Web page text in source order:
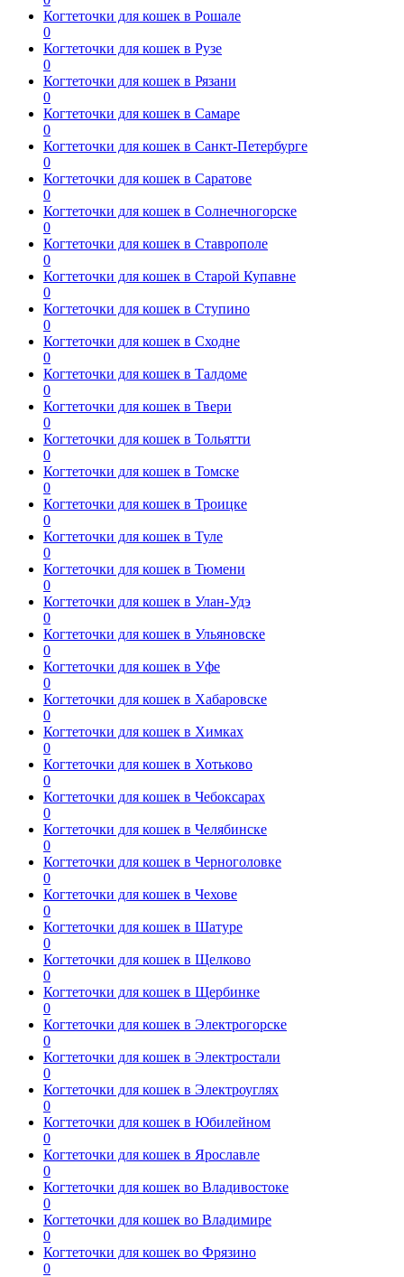
Когтеточки для кошек в Рошале
0
Когтеточки для кошек в Рузе
0
Когтеточки для кошек в Рязани
0
Когтеточки для кошек в Самаре
0
Когтеточки для кошек в Санкт-Петербурге
0
Когтеточки для кошек в Саратове
0
Когтеточки для кошек в Солнечногорске
0
Когтеточки для кошек в Ставрополе
0
Когтеточки для кошек в Старой Купавне
0
Когтеточки для кошек в Ступино
0
Когтеточки для кошек в Сходне
0
Когтеточки для кошек в Талдоме
0
Когтеточки для кошек в Твери
0
Когтеточки для кошек в Тольятти
0
Когтеточки для кошек в Томске
0
Когтеточки для кошек в Троицке
0
Когтеточки для кошек в Туле
0
Когтеточки для кошек в Тюмени
0
Когтеточки для кошек в Улан-Удэ
0
Когтеточки для кошек в Ульяновске
0
Когтеточки для кошек в Уфе
0
Когтеточки для кошек в Хабаровске
0
Когтеточки для кошек в Химках
0
Когтеточки для кошек в Хотьково
0
Когтеточки для кошек в Чебоксарах
0
Когтеточки для кошек в Челябинске
0
Когтеточки для кошек в Черноголовке
0
Когтеточки для кошек в Чехове
0
Когтеточки для кошек в Шатуре
0
Когтеточки для кошек в Щелково
0
Когтеточки для кошек в Щербинке
0
Когтеточки для кошек в Электрогорске
0
Когтеточки для кошек в Электростали
0
Когтеточки для кошек в Электроуглях
0
Когтеточки для кошек в Юбилейном
0
Когтеточки для кошек в Ярославле
0
Когтеточки для кошек во Владивостоке
0
Когтеточки для кошек во Владимире
0
Когтеточки для кошек во Фрязино
0